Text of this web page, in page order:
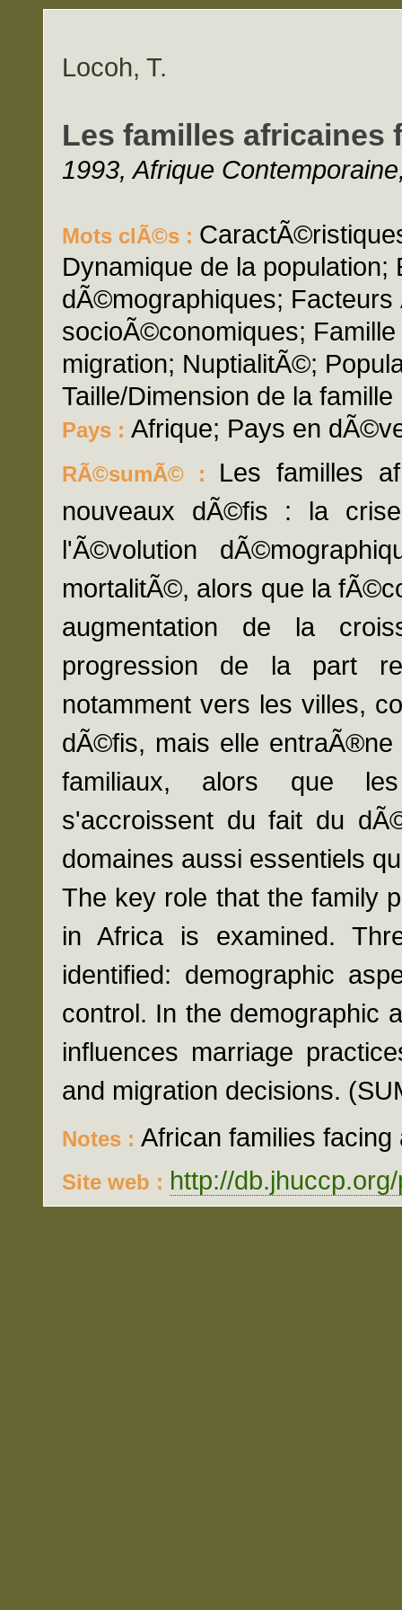
Locoh, T.
Les familles africaines
1993, Afrique
Mots clÃ©s :
Dynamique de la
dÃ©mographiques;
socioÃ©conomiques;
migration; NuptialitÃ©;
Taille/Dimension de la famille
Pays : Afrique; Pays en
RÃ©sumÃ© : Les familles
nouveaux dÃ©fis : la
l'Ã©volution
mortalitÃ©, alors que la
augmentation de la
progression de la part
notamment vers les villes,
dÃ©fis, mais elle
familiaux, alors que
s'accroissent du fait du
domaines aussi essentiels
The key role that the family
in Africa is examined.
identified: demographic
control. In the demographic
influences marriage
and migration decisions.
Notes : African families
Site web : http://